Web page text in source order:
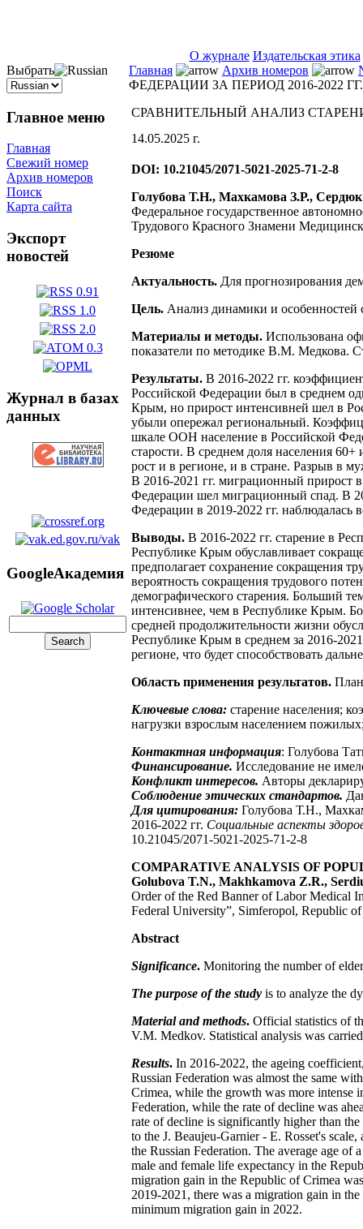
О журнале Издательская этика
Выбрать
Главное меню
Главная
Свежий номер
Архив номеров
Поиск
Карта сайта
Экспорт
новостей
Журнал в базах
данных
GoogleАкадемия
Главная Архив номеров
ФЕДЕРАЦИИ ЗА ПЕРИОД 2016-2022 ГГ.
СРАВНИТЕЛЬНЫЙ АНАЛИЗ
14.05.2025 г.
DOI: 10.21045/2071-5021-2025-71-2-8
Голубова Т.Н., Махкамова З.Р.,
Федеральное государственное
Трудового Красного Знамени
Резюме
Актуальность. Для прогнозирования
Цель. Анализ динамики и особенностей
Материалы и методы. Использована
показатели по методике В.М. Медкова.
Результаты. В 2016-2022 гг.
Российской Федерации был в среднем
Крым, но прирост интенсивней шел в
убыли опережал региональный.
шкале ООН население в Российской
старости. В среднем доля населения
рост и в регионе, и в стране. Разрыв в
В 2016-2021 гг. миграционный прирост
Федерации шел миграционный спад. В
Федерации в 2019-2022 гг.
Выводы. В 2016-2022 гг. старение в
Республике Крым обуславливает
предполагает сохранение сокращения
вероятность сокращения трудового
демографического старения. Больший
интенсивнее, чем в Республике Крым.
средней продолжительности жизни
Республике Крым в среднем за 2016-
регионе, что будет способствовать
Область применения результатов.
Ключевые слова: старение населения;
нагрузки взрослым населением
Контактная информация: Голубова
Финансирование. Исследование не
Конфликт интересов. Авторы
Соблюдение этических стандартов.
Для цитирования: Голубова Т.Н.,
2016-2022 гг. Социальные аспекты
10.21045/2071-5021-2025-71-2-8
COMPARATIVE ANALYSIS OF
Golubova T.N., Makhkamova Z.R.,
Order of the Red Banner of Labor Medical
Federal University”, Simferopol, Republic
Abstract
Significance. Monitoring the number of
The purpose of the study is to analyze the
Material and methods. Official statistics of
V.M. Medkov. Statistical analysis was
Results. In 2016-2022, the ageing
Russian Federation was almost the same
Crimea, while the growth was more intense
Federation, while the rate of decline was
rate of decline is significantly higher than
to the J. Beaujeu-Garnier - E. Rosset's
the Russian Federation. The average age of
male and female life expectancy in the
migration gain in the Republic of Crimea
2019-2021, there was a migration gain in
minimum migration gain in 2022.